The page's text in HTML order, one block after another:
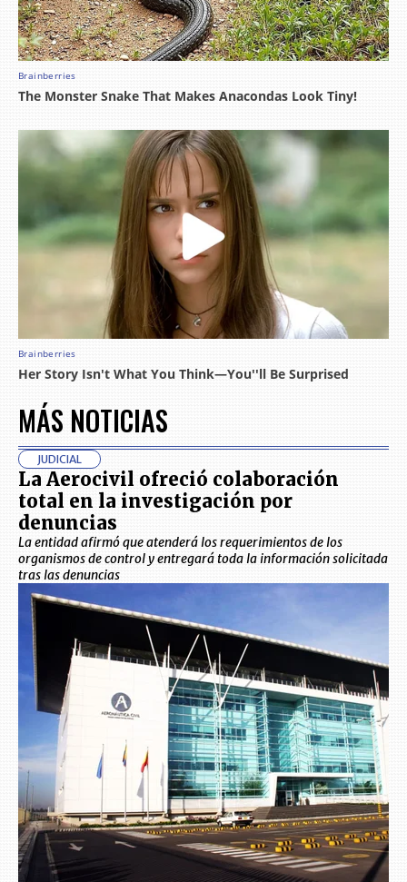
MÁS NOTICIAS
JUDICIAL
La Aerocivil ofreció colaboración
total en la investigación por
denuncias
La entidad afirmó que atenderá los requerimientos de los
organismos de control y entregará toda la información solicitada
tras las denuncias